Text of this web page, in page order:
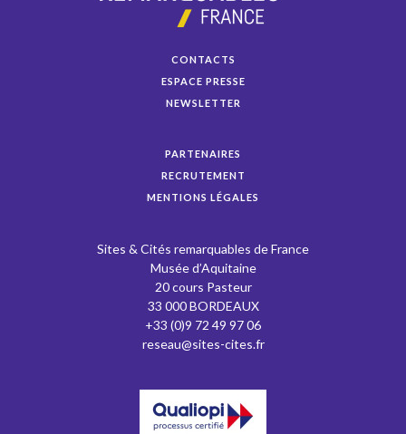
CONTACTS
ESPACE PRESSE
NEWSLETTER
PARTENAIRES
RECRUTEMENT
MENTIONS LÉGALES
Sites & Cités remarquables de France
Musée d’Aquitaine
20 cours Pasteur
33 000 BORDEAUX
+33 (0)9 72 49 97 06
reseau@sites-cites.fr